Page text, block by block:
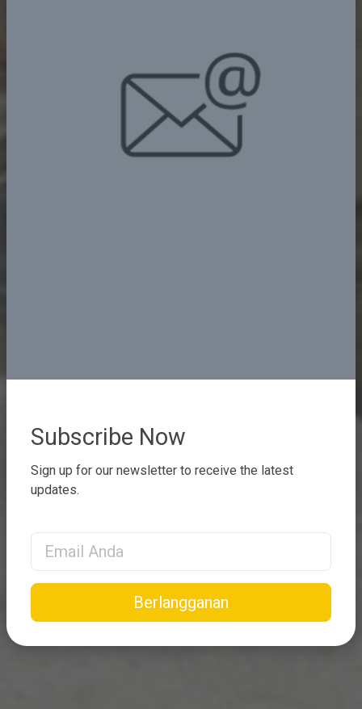
Subscribe Now
Sign up for our newsletter to receive the latest
updates.
Email Address
Berlangganan